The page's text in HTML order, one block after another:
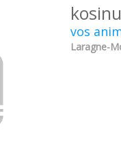
vos
Laragne-